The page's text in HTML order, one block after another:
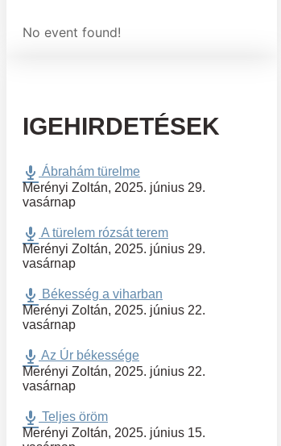
No event found!
IGEHIRDETÉSEK
Ábrahám türelme
Merényi Zoltán, 2025. június 29.
vasárnap
A türelem rózsát terem
Merényi Zoltán, 2025. június 29.
vasárnap
Békesség a viharban
Merényi Zoltán, 2025. június 22.
vasárnap
Az Úr békessége
Merényi Zoltán, 2025. június 22.
vasárnap
Teljes öröm
Merényi Zoltán, 2025. június 15.